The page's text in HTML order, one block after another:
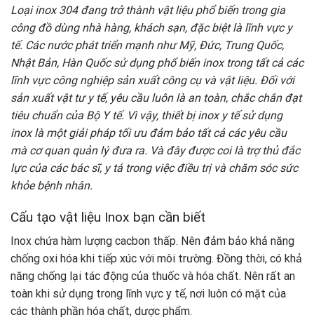
Loại inox 304 đang trở thành vật liệu phổ biến trong gia
công đồ dùng nhà hàng, khách sạn, đặc biệt là lĩnh vực y
tế. Các nước phát triển mạnh như Mỹ, Đức, Trung Quốc,
Nhật Bản, Hàn Quốc sử dụng phổ biến inox trong tất cả các
lĩnh vực công nghiệp sản xuất công cụ và vật liệu. Đối với
sản xuất vật tư y tế, yêu cầu luôn là an toàn, chắc chắn đạt
tiêu chuẩn của Bộ Y tế. Vì vậy, thiết bị inox y tế sử dụng
inox là một giải pháp tối ưu đảm bảo tất cả các yêu cầu
mà cơ quan quản lý đưa ra. Và đây được coi là trợ thủ đắc
lực của các bác sĩ, y tá trong việc điều trị và chăm sóc sức
khỏe bệnh nhân.
Cấu tạo vật liệu Inox bạn cần biết
Inox chứa hàm lượng cacbon thấp. Nên đảm bảo khả năng
chống oxi hóa khi tiếp xúc với môi trường. Đồng thời, có khả
năng chống lại tác động của thuốc và hóa chất. Nên rất an
toàn khi sử dụng trong lĩnh vực y tế, nơi luôn có mặt của
các thành phần hóa chất, dược phẩm.